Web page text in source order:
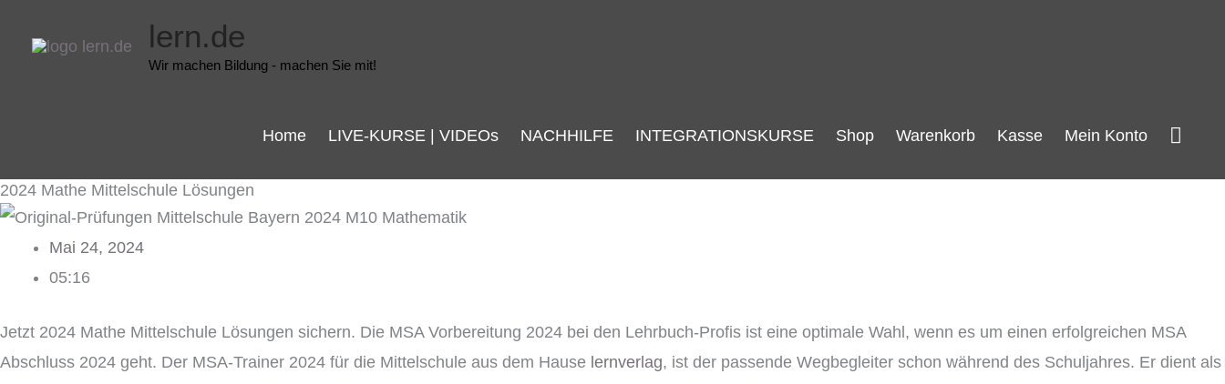
Inhalt
lern.de
Wir machen Bildung - machen Sie mit!
Home LIVE-KURSE | VIDEOs NACHHILFE INTEGRATIONSKURSE Shop Warenkorb Kasse Mein Konto
2024 Mathe Mittelschule Lösungen
Mai 24, 2024
05:16
Jetzt 2024 Mathe Mittelschule Lösungen sichern. Die MSA Vorbereitung 2024 bei den Lehrbuch-Profis ist eine optimale Wahl, wenn es um einen erfolgreichen MSA
Abschluss 2024 geht. Der MSA-Trainer 2024 für die Mittelschule aus dem Hause lernverlag, ist der passende Wegbegleiter schon während des Schuljahres. Er dient als